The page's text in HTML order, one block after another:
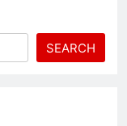
SEARCH